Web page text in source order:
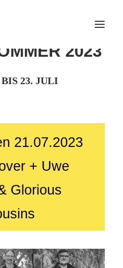
2023
23. JULI
21.07.2023
+ Uwe
Glorious